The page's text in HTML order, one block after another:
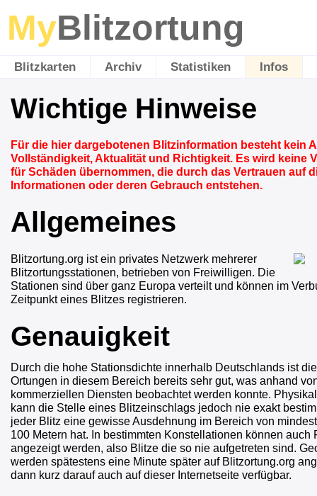
MyBlitzortung
Blitzkarten Archiv Statistiken Infos
Wichtige Hinweise
Für die hier dargebotenen Blitzinformation besteht kein
Vollständigkeit, Aktualität und Richtigkeit. Es wird keine
für Schäden übernommen, die durch das Vertrauen auf
Informationen oder deren Gebrauch entstehen.
Allgemeines
Blitzortung.org ist ein privates Netzwerk mehrerer
Blitzortungsstationen, betrieben von Freiwilligen. Die
Stationen sind über ganz Europa verteilt und können im
Zeitpunkt eines Blitzes registrieren.
Genauigkeit
Durch die hohe Stationsdichte innerhalb Deutschlands ist
Ortungen in diesem Bereich bereits sehr gut, was anhand
kommerziellen Diensten beobachtet werden konnte.
kann die Stelle eines Blitzeinschlags jedoch nie exakt
jeder Blitz eine gewisse Ausdehnung im Bereich von
100 Metern hat. In bestimmten Konstellationen können auch
angezeigt werden, also Blitze die so nie aufgetreten sind.
werden spätestens eine Minute später auf Blitzortung.org
dann kurz darauf auch auf dieser Internetseite verfügbar.